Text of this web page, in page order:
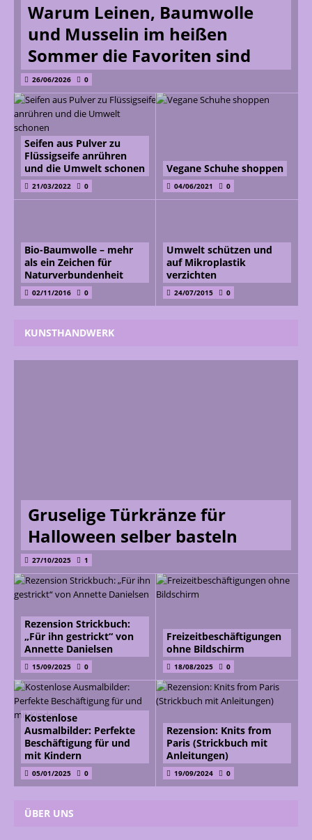
Warum Leinen, Baumwolle
und Musselin im heißen
Sommer die Favoriten sind
26/06/2026 0
Seifen aus Pulver zu
Flüssigseife anrühren
und die Umwelt schonen
21/03/2022 0
Vegane Schuhe shoppen
04/06/2021 0
Bio-Baumwolle – mehr
als ein Zeichen für
Naturverbundenheit
02/11/2016 0
Umwelt schützen und
auf Mikroplastik
verzichten
24/07/2015 0
KUNSTHANDWERK
Gruselige Türkränze für
Halloween selber basteln
27/10/2025 1
Rezension Strickbuch:
„Für ihn gestrickt“ von
Annette Danielsen
15/09/2025 0
Freizeitbeschäftigungen
ohne Bildschirm
18/08/2025 0
Kostenlose
Ausmalbilder: Perfekte
Beschäftigung für und
mit Kindern
05/01/2025 0
Rezension: Knits from
Paris (Strickbuch mit
Anleitungen)
19/09/2024 0
ÜBER UNS